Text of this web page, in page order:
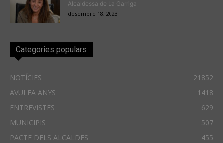
Alcaldessa de La Garriga
desembre 18, 2023
Categories populars
NOTÍCIES
21852
AVUI FA ANYS
1418
ENTREVISTES
629
MUNICIPIS
507
PACTE DELS ALCALDES
455